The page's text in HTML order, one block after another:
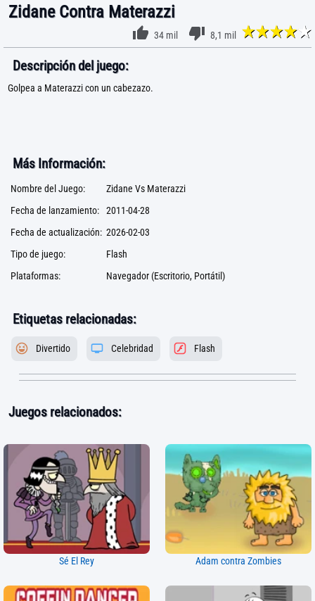
Zidane Contra Materazzi
34 mil 8,1 mil
Descripción del juego:
Golpea a Materazzi con un cabezazo.
Más Información:
Nombre del Juego:
Zidane Vs Materazzi
Fecha de lanzamiento: 2011-04-28
Fecha de actualización: 2026-02-03
Tipo de juego:
Flash
Plataformas:
Navegador (Escritorio, Portátil)
Etiquetas relacionadas:
Divertido Celebridad Flash
Juegos relacionados:
Sé El Rey Adam contra Zombies